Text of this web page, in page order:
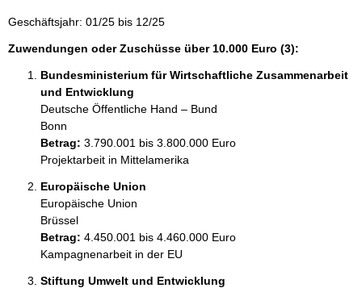
Geschäftsjahr: 01/25 bis 12/25
Zuwendungen oder Zuschüsse über 10.000 Euro (3):
Bundesministerium für Wirtschaftliche Zusammenarbeit
und Entwicklung
Deutsche Öffentliche Hand – Bund
Bonn
Betrag: 3.790.001 bis 3.800.000 Euro
Projektarbeit in Mittelamerika
Europäische Union
Europäische Union
Brüssel
Betrag: 4.450.001 bis 4.460.000 Euro
Kampagnenarbeit in der EU
Stiftung Umwelt und Entwicklung